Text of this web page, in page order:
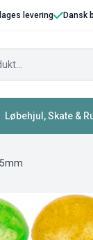
levering Dansk
Løbehjul, Skate &